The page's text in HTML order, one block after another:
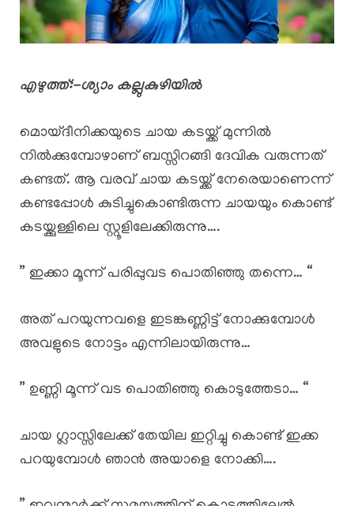
എഴുത്ത്:-ശ്യാം കല്ലുകുഴിയിൽ
മൊയ്‌ദീനിക്കയുടെ ചായ കടയ്ക്ക് മുന്നിൽ
നിൽക്കുമ്പോഴാണ് ബസ്സിറങ്ങി ദേവിക വരുന്നത്
കണ്ടത്. ആ വരവ് ചായ കടയ്ക്ക് നേരെയാണെന്ന്
കണ്ടപ്പോൾ കുടിച്ചുകൊണ്ടിരുന്ന ചായയും കൊണ്ട്
കടയ്ക്കുള്ളിലെ സ്റ്റൂളിലേക്കിരുന്നു….
” ഇക്കാ മൂന്ന് പരിപ്പുവട പൊതിഞ്ഞു തന്നെ… “
അത് പറയുന്നവളെ ഇടങ്കണ്ണിട്ട് നോക്കുമ്പോൾ
അവളുടെ നോട്ടം എന്നിലായിരുന്നു…
” ഉണ്ണി മൂന്ന് വട പൊതിഞ്ഞു കൊടുത്തേടാ… “
ചായ ഗ്ലാസ്സിലേക്ക് തേയില ഇറ്റിച്ചു കൊണ്ട് ഇക്ക
പറയുമ്പോൾ ഞാൻ അയാളെ നോക്കി….